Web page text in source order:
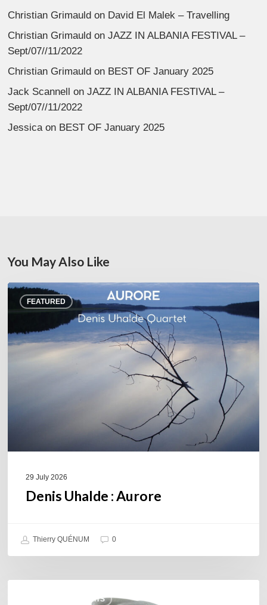
Christian Grimauld on David El Malek – Travelling
Christian Grimauld onJAZZ IN ALBANIA FESTIVAL –
Sept/07//11/2022
Christian Grimauld on BEST OF January 2025
Jack Scannell onJAZZ IN ALBANIA FESTIVAL –
Sept/07//11/2022
Jessicaon BEST OF January 2025
You May Also Like
FEATURED
Denis
Uhalde :
29 July 2026
Denis Uhalde : Aurore
Thierry QUÉNUM 0
COULEURS JAZZ HITS